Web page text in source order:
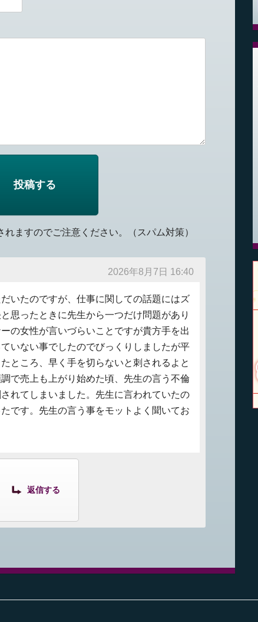
ますのでご注意ください。（スパム対策）
2026年8月7日 16:40
いたのですが、仕事に関しての話題にはズ
思ったときに先生から一つだけ問題があり
の女性が言いづらいことですが貴方手を出
いない事でしたのでびっくりしましたが平
ところ、早く手を切らないと刺されるよと
で売上も上がり始めた頃、先生の言う不倫
れてしまいました。先生に言われていたの
です。先生の言う事をモットよく聞いてお
返信する